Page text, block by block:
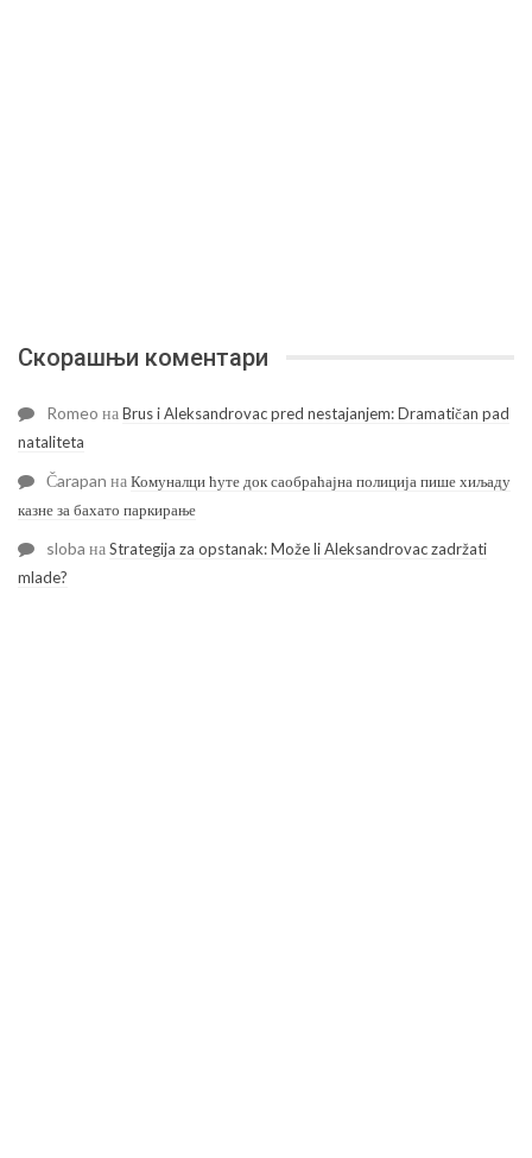
Скорашњи коментари
Romeo наBrus i Aleksandrovac pred nestajanjem: Dramatičan pad
nataliteta
Čarapan наКомуналци ћуте док саобраћајна полиција пише хиљаду
казне за бахато паркирање
sloba наStrategija za opstanak: Može li Aleksandrovac zadržati
mlade?